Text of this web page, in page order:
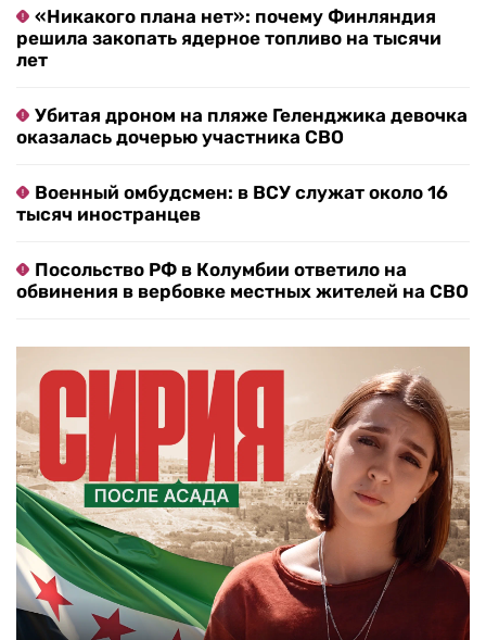
«Никакого плана нет»: почему Финляндия
решила закопать ядерное топливо на тысячи
лет
Убитая дроном на пляже Геленджика девочка
оказалась дочерью участника СВО
Военный омбудсмен: в ВСУ служат около 16
тысяч иностранцев
Посольство РФ в Колумбии ответило на
обвинения в вербовке местных жителей на СВО